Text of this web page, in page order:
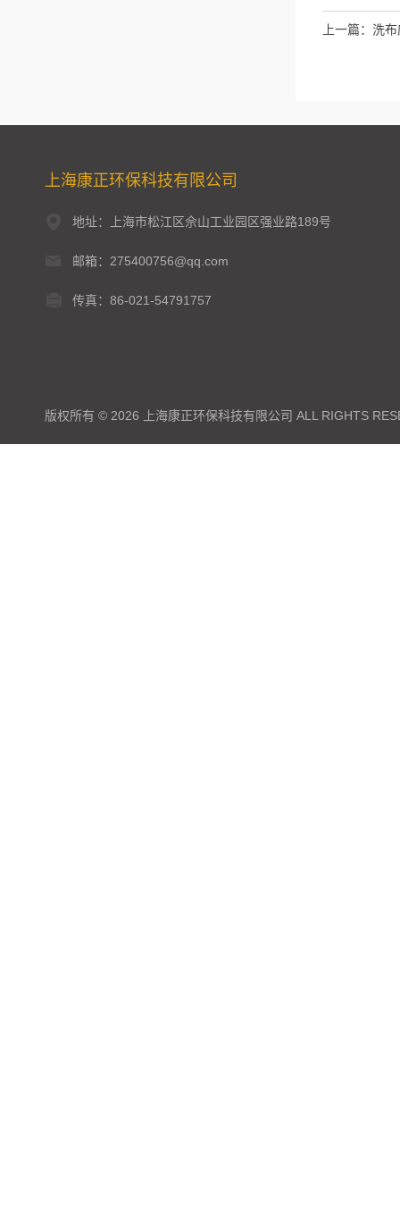
上一篇： 洗
上海康正环保科技有限公司
地址：上海市松江区佘山工业园区强业路189号
邮箱：275400756@qq.com
传真：86-021-54791757
版权所有 © 2026 上海康正环保科技有限公司 ALL RIGHTS